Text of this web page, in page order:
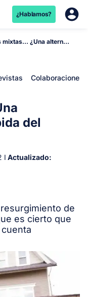
¿Hablamos?
Hipotecas mixtas... ¿Una alternativa ante la sub...
Colaboraciones
del
I Actualizado:
de
es cierto que